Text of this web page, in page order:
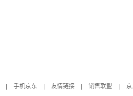
手机京东 友情链接 销售联盟 京